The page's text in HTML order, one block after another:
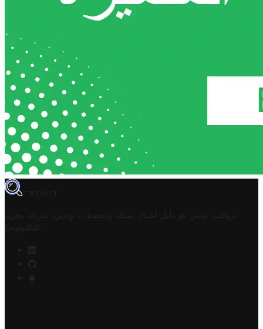
TROVIT
تروفيت تونس هو دليل أعمال تملكه وتحتفظ به وتديره
شركة مخزن
التكنولوجيا